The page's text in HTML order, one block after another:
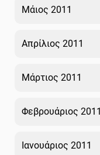
Μάιος 2011
Απρίλιος 2011
Μάρτιος 2011
Φεβρουάριος 2011
Ιανουάριος 2011